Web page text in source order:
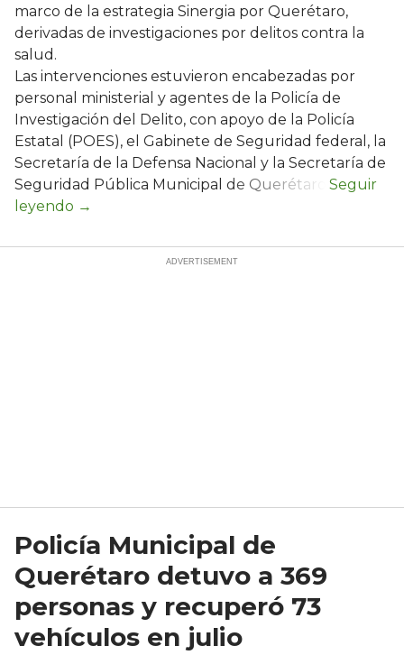
marco de la estrategia Sinergia por Querétaro,
derivadas de investigaciones por delitos contra la
salud.
Las intervenciones estuvieron encabezadas por
personal ministerial y agentes de la Policía de
Investigación del Delito, con apoyo de la Policía
Estatal (POES), el Gabinete de Seguridad federal, la
Secretaría de la Defensa Nacional y la Secretaría de
Seguridad Pública Municipal de Querétaro.
Policía Municipal de
Querétaro detuvo a 369
personas y recuperó 73
vehículos en julio